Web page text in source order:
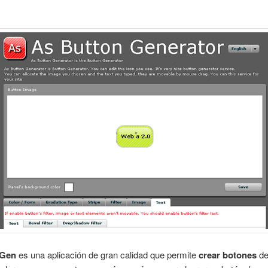
es una aplicación de gran calidad que permitecrear botones